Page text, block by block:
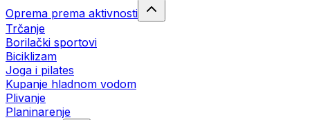
Oprema prema aktivnosti
Trčanje
Borilački sportovi
Biciklizam
Joga i pilates
Kupanje hladnom vodom
Plivanje
Planinarenje